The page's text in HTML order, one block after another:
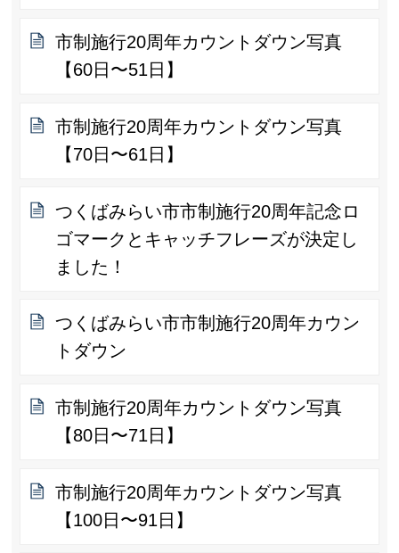
市制施行20周年カウントダウン写真
【60日〜51日】
市制施行20周年カウントダウン写真
【70日〜61日】
つくばみらい市市制施行20周年記念ロ
ゴマークとキャッチフレーズが決定し
ました！
つくばみらい市市制施行20周年カウン
トダウン
市制施行20周年カウントダウン写真
【80日〜71日】
市制施行20周年カウントダウン写真
【100日〜91日】